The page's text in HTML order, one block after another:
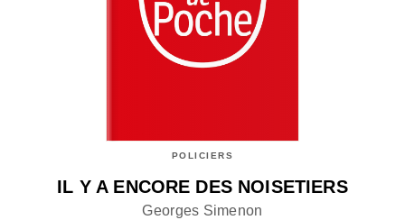
POLICIERS
IL Y A ENCORE DES NOISETIERS
Georges Simenon